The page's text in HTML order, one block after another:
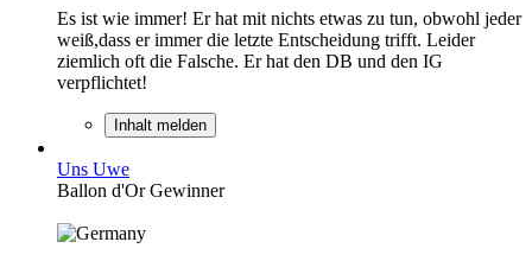
Es ist wie immer! Er hat mit nichts etwas zu tun, obwohl jeder
weiß,dass er immer die letzte Entscheidung trifft. Leider
ziemlich oft die Falsche. Er hat den DB und den IG
verpflichtet!
Inhalt melden
Uns Uwe
Ballon d'Or Gewinner